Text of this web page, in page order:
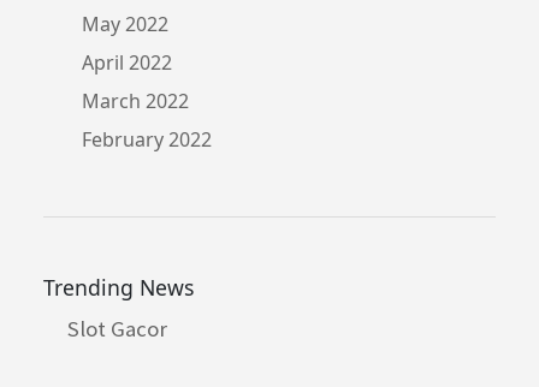
May 2022
April 2022
March 2022
February 2022
Trending News
Slot Gacor